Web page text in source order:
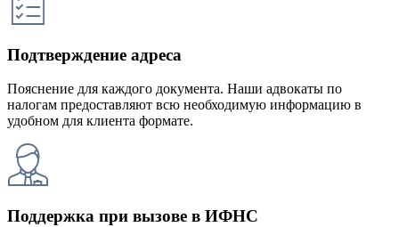
Подтверждение адреса
Пояснение для каждого документа. Наши адвокаты по
налогам предоставляют всю необходимую информацию в
удобном для клиента формате.
Поддержка при вызове в ИФНС